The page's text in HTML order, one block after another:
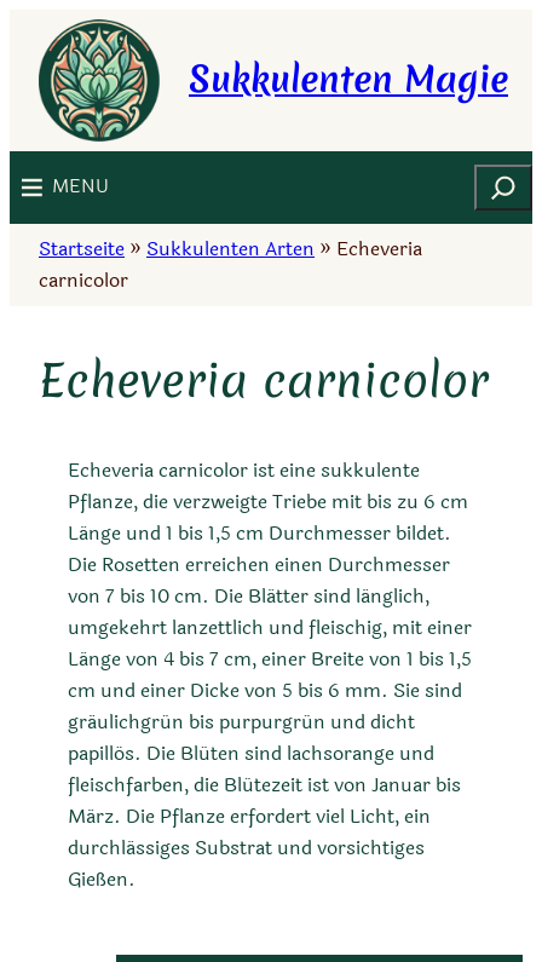
Inhalt
springen
Sukkulenten Magie
MENU Suchen
Startseite » Sukkulenten Arten » Echeveria
carnicolor
Echeveria carnicolor
Echeveria carnicolor ist eine sukkulente
Pflanze, die verzweigte Triebe mit bis zu 6 cm
Länge und 1 bis 1,5 cm Durchmesser bildet.
Die Rosetten erreichen einen Durchmesser
von 7 bis 10 cm. Die Blätter sind länglich,
umgekehrt lanzettlich und fleischig, mit einer
Länge von 4 bis 7 cm, einer Breite von 1 bis 1,5
cm und einer Dicke von 5 bis 6 mm. Sie sind
gräulichgrün bis purpurgrün und dicht
papillös. Die Blüten sind lachsorange und
fleischfarben, die Blütezeit ist von Januar bis
März. Die Pflanze erfordert viel Licht, ein
durchlässiges Substrat und vorsichtiges
Gießen.